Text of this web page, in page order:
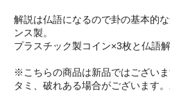
解説は仏語になるので卦の基本的
ンス製。
プラスチック製コイン×3枚と仏語解
※こちらの商品は新品ではござい
タミ、破れある場合がございます